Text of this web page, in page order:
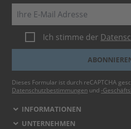
Ich stimme der
Dieses Formular ist durch reCAPTCHA
Datenschutzbestimmungen und -
INFORMATIONEN
UNTERNEHMEN